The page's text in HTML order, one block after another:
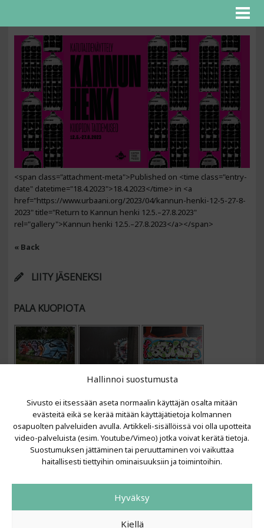
Hallinnoi suostumusta
Sivusto ei itsessään aseta normaalin käyttäjän osalta mitään
evästeitä eikä se kerää mitään käyttäjätietoja kolmannen
osapuolten palveluiden avulla. Artikkeli-sisällöissä voi olla upotteita
video-palveluista (esim. Youtube/Vimeo) jotka voivat kerätä tietoja.
Suostumuksen jättäminen tai peruuttaminen voi vaikuttaa
haitallisesti tiettyihin ominaisuuksiin ja toimintoihin.
Hyväksy
Kiellä
<span class="attachment-meta">Published on <time class="entry-
date" datetime="18.4.2023">18.4.2023</time> in <a
href="https://www.urbaani.org/2023/04/kannun-henki-12-5-27-8-
2023" title="Return to Kannun henki 12.5.–27.8.2023"
rel="gallery">Kannun henki 12.5.–27.8.2023</a></span>
« Back
LIITY JÄSENEKSI
PALA KUOPIOTA
VIIMEISIMMÄT ARTIKKELIT
LAINIT 2025: Tarhapäivä
Urbaani Zine